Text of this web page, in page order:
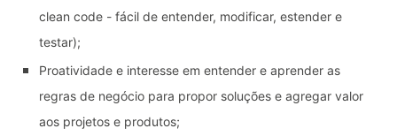
clean code - fácil de entender, modificar, estender e
testar);
Proatividade e interesse em entender e aprender as
regras de negócio para propor soluções e agregar valor
aos projetos e produtos;